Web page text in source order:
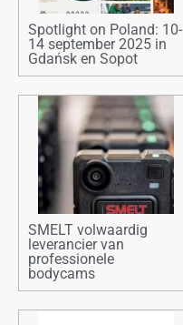
Spotlight on Poland: 10-
14 september 2025 in
Gdańsk en Sopot
SMELT volwaardig
leverancier van
professionele
bodycams